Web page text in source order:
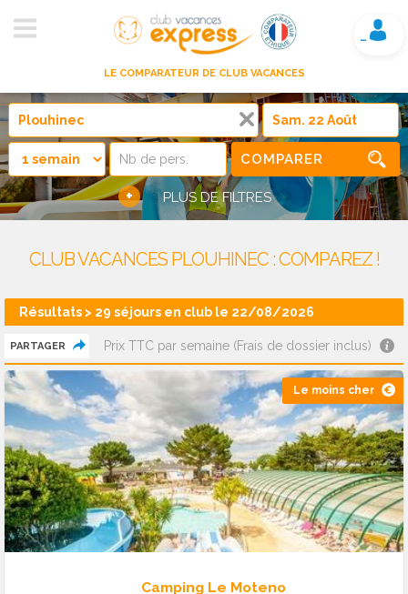
LE COMPARATEUR DE CLUB VACANCES
Mon compte
COMPARER
+ PLUS DE FILTRES
CLUB VACANCES PLOUHINEC : COMPAREZ !
Résultats > 29 séjours en club le 22/08/2026
PARTAGER Prix TTC par semaine (Frais de dossier inclus)
Le moins cher
Camping Le Moteno